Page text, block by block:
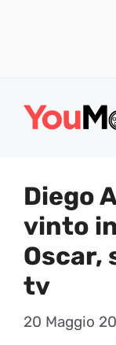
Diego
vinto
Oscar,
tv
20 Maggio